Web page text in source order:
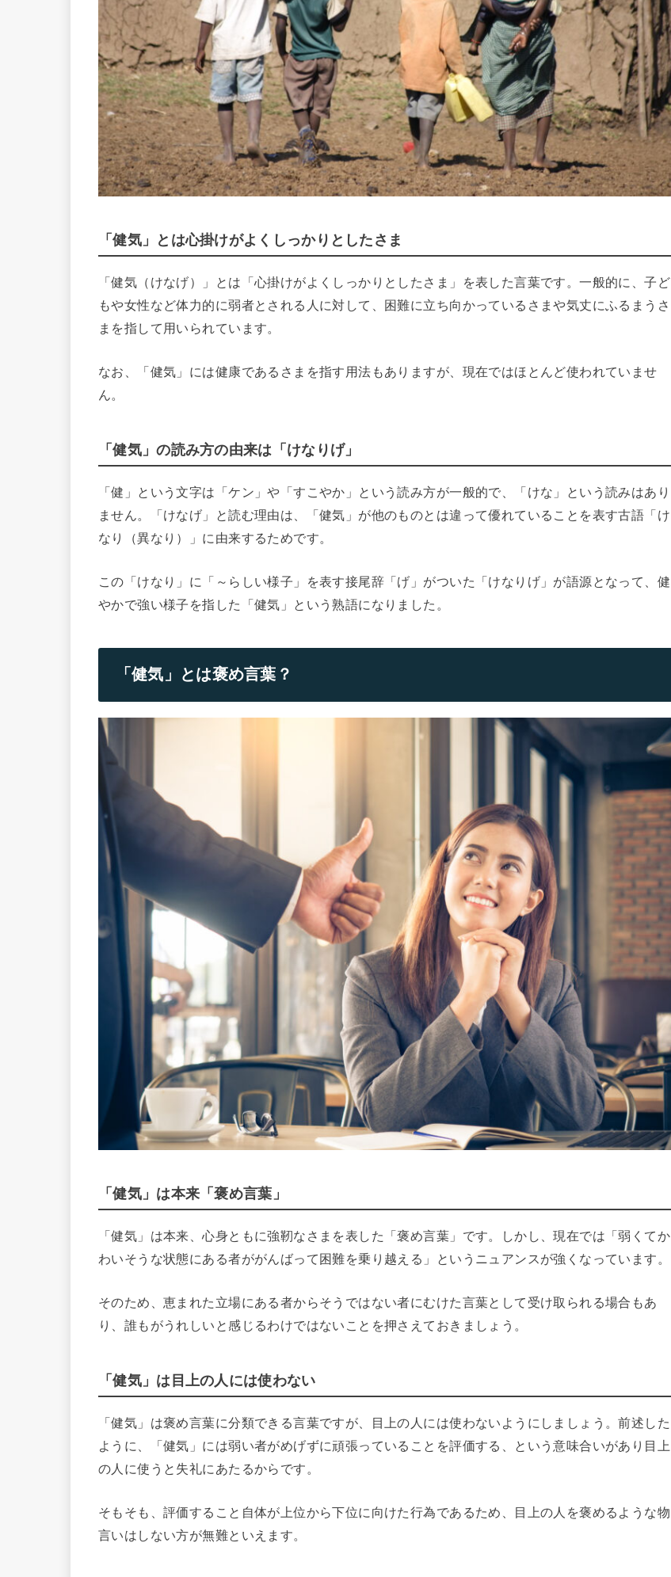
「健気」とは心掛けがよくしっかりとしたさま
「健気（けなげ）」とは「心掛けがよくしっかりとしたさま」を表した言葉です。一般的に、子ど
もや女性など体力的に弱者とされる人に対して、困難に立ち向かっているさまや気丈にふるまうさ
まを指して用いられています。
なお、「健気」には健康であるさまを指す用法もありますが、現在ではほとんど使われていませ
ん。
「健気」の読み方の由来は「けなりげ」
「健」という文字は「ケン」や「すこやか」という読み方が一般的で、「けな」という読みはあり
ません。「けなげ」と読む理由は、「健気」が他のものとは違って優れていることを表す古語「け
なり（異なり）」に由来するためです。
この「けなり」に「～らしい様子」を表す接尾辞「げ」がついた「けなりげ」が語源となって、健
やかで強い様子を指した「健気」という熟語になりました。
「健気」とは褒め言葉？
「健気」は本来「褒め言葉」
「健気」は本来、心身ともに強靭なさまを表した「褒め言葉」です。しかし、現在では「弱くてか
わいそうな状態にある者ががんばって困難を乗り越える」というニュアンスが強くなっています。
そのため、恵まれた立場にある者からそうではない者にむけた言葉として受け取られる場合もあ
り、誰もがうれしいと感じるわけではないことを押さえておきましょう。
「健気」は目上の人には使わない
「健気」は褒め言葉に分類できる言葉ですが、目上の人には使わないようにしましょう。前述した
ように、「健気」には弱い者がめげずに頑張っていることを評価する、という意味合いがあり目上
の人に使うと失礼にあたるからです。
そもそも、評価すること自体が上位から下位に向けた行為であるため、目上の人を褒めるような物
言いはしない方が無難といえます。